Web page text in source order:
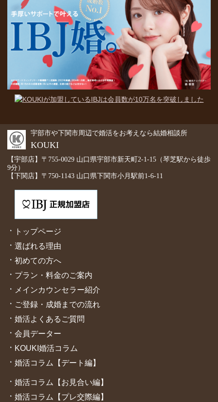
宇部市や下関市周辺で婚活をお考えなら結婚相談所
KOUKI
【宇部店】〒755-0029 山口県宇部市新天町2-1-15（琴芝駅から徒歩
9分）
【下関店】〒750-1143 山口県下関市小月駅前1-6-11
トップページ
選ばれる理由
初めての方へ
プラン・料金のご案内
メインカウンセラー紹介
ご登録・成婚までの流れ
婚活よくあるご質問
会員データー
KOUKI婚活コラム
婚活コラム【デート編】
婚活コラム【お見合い編】
婚活コラム【プレ交際編】